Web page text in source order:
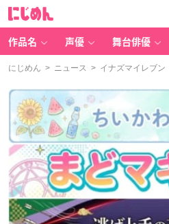
作品名 声優 舞台俳優
にじめん > ニュース > イナズマイレブン